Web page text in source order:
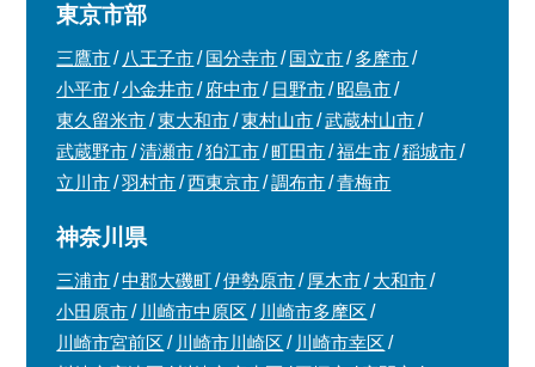
東京市部
三鷹市 八王子市 国分寺市 国立市
多摩市
小平市
小金井市 府中市 日野市
昭島市
東久留米市
東大和市 東村山市
武蔵村山市
武蔵野市
清瀬市 狛江市 町田市 福生市
稲城市
立川市
羽村市 西東京市 調布市 青梅市
神奈川県
三浦市 中郡大磯町 伊勢原市 厚木市
大和市
小田原市
川崎市中原区
川崎市多摩区
川崎市宮前区
川崎市川崎区
川崎市幸区